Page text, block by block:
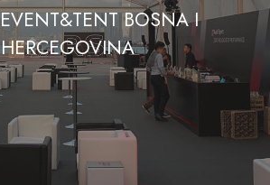
BOSNA I
HERCEGOVINA